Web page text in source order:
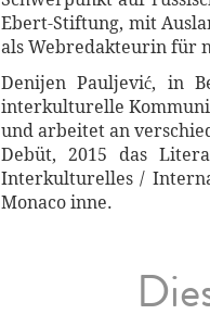
Ebert-Stiftung, mit
als Webredakteurin für
Denijen Pauljević, in
interkulturelle
und arbeitet an
Debüt, 2015 das
Interkulturelles /
Monaco inne.